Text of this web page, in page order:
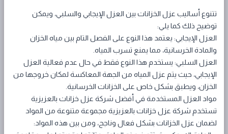
تتنوع أساليب عزل الخزانات بين العزل الإيجابي والسلبي، ويمكن
توضيح ذلك كما يلي:
العزل الإيجابي: يعتمد هذا النوع على الفصل التام بين مياه الخزان
والمادة الخرسانية، مما يمنع تسرب المياه.
العزل السلبي: يستخدم هذا النوع فقط في حال عدم فعالية العزل
الإيجابي، حيث يتم عزل المياه من الجهة المعاكسة لمكان خروجها من
الخزان، ويطبق بشكل خاص على الخزانات الخرسانية.
مواد العزل المستخدمة في أفضل شركة عزل خزانات بالعزيزية
تستخدم شركة عزل خزانات بالعزيزية مجموعة متنوعة من المواد
لضمان عزل الخزانات بشكل فعال وناجح، ومن بين هذه المواد: